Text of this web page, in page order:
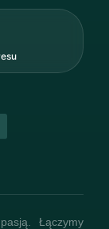
Łączymy